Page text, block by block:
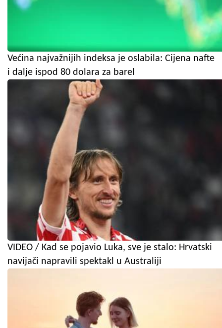
Većina najvažnijih indeksa je oslabila: Cijena nafte
i dalje ispod 80 dolara za barel
VIDEO / Kad se pojavio Luka, sve je stalo: Hrvatski
navijači napravili spektakl u Australiji